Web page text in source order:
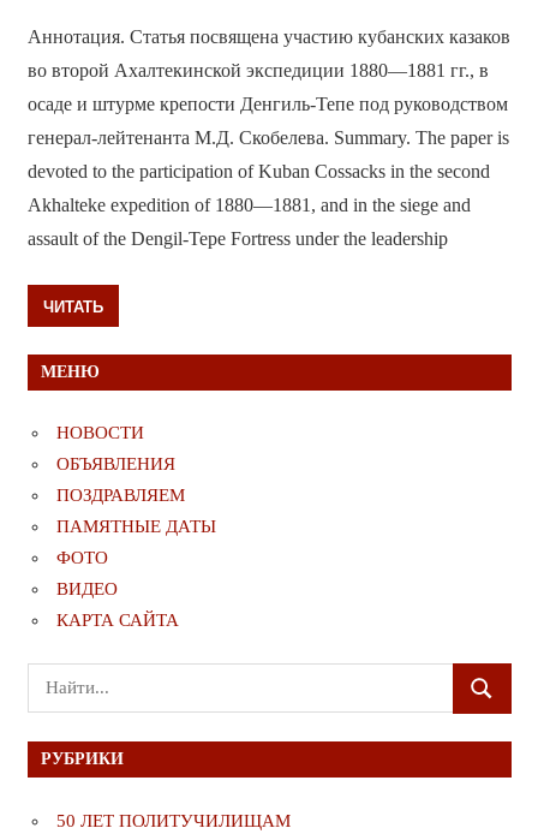
Аннотация. Статья посвящена участию кубанских казаков
во второй Ахалтекинской экспедиции 1880—1881 гг., в
осаде и штурме крепости Денгиль-Тепе под руководством
генерал-лейтенанта М.Д. Скобелева. Summary. The paper is
devoted to the participation of Kuban Cossacks in the second
Akhalteke expedition of 1880—1881, and in the siege and
assault of the Dengil-Tepe Fortress under the leadership
ЧИТАТЬ
МЕНЮ
НОВОСТИ
ОБЪЯВЛЕНИЯ
ПОЗДРАВЛЯЕМ
ПАМЯТНЫЕ ДАТЫ
ФОТО
ВИДЕО
КАРТА САЙТА
Поиск
для:
ПОИСК
РУБРИКИ
50 ЛЕТ ПОЛИТУЧИЛИЩАМ